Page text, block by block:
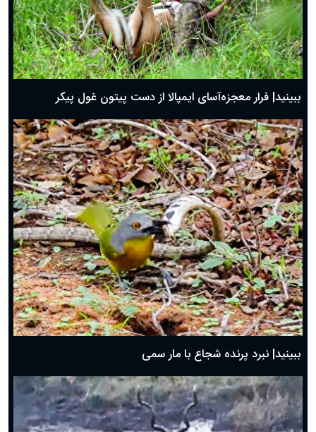
ببینید| فرار معجزه‌آسای ایمپالا از دست پیتون غول پیکر
ببینید| نبرد پرنده شجاع با مار سمی